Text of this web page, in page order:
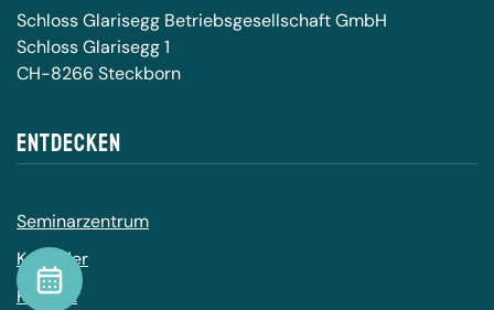
Kalender
Schloss Glarisegg Betriebsgesellschaft GmbH
Schloss Glarisegg 1
CH-8266 Steckborn
Entdecken
Seminarzentrum
Kalender
Kontakt